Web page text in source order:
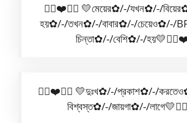
✿⃟❤️✺⃟ 💛মেয়ের✿/-/যখন✿/-/
হয়✿/-/তখন✿/-/বাবার✿/-/চেয়েও✿/-/
চিন্তা✿/-/বেশি✿/-/
✿⃟❤️✺⃟ 💛দুঃখ✿/-/প্রকাশ✿/-/
বিশ্বস্ত✿/-/জায়গা✿/-/